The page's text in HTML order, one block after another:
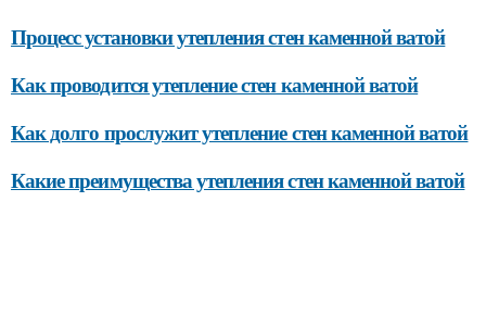
Процесс установки утепления стен каменной ватой
Как проводится утепление стен каменной ватой
Как долго прослужит утепление стен каменной ватой
Какие преимущества утепления стен каменной ватой